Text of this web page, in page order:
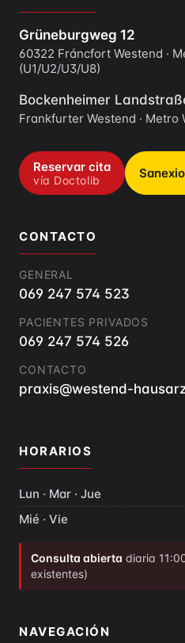
Grüneburgweg 12
60322 Fráncfort Westend ·
(U1/U2/U3/U8)
Bockenheimer
Frankfurter Westend · Metro
Reservar cita
vía Doctolib
CONTACTO
GENERAL
069 247 574 523
PACIENTES PRIVADOS
069 247 574 526
CONTACTO
praxis@westend-
HORARIOS
Lun · Mar · Jue
Mié · Vie
Consulta abierta diaria
existentes)
NAVEGACIÓN